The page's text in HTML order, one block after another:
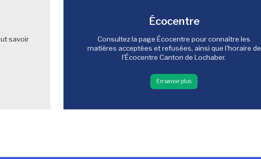
savoir
Écocentre
Consultez la page Écocentre pour connaître les
matières acceptées et refusées, ainsi que l'horaire de
l'Écocentre Canton de Lochaber.
En savoir plus